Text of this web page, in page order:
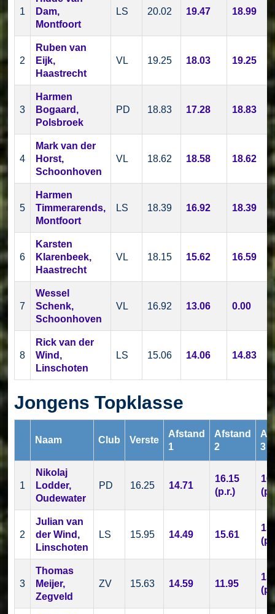
1
Dam,
Montfoort
LS 20.02 19.47 18.99
2
Ruben van
Eijk,
Haastrecht
VL 19.25 18.03 19.25
3
Harmen
Bogaard,
Polsbroek
PD 18.83 17.28 18.83
4
Mark van der
Horst,
Schoonhoven
VL 18.62 18.58 18.62
5
Harmen
Timmerarends,
Montfoort
LS 18.39 16.92 18.39
6
Karsten
Klarenbeek,
Haastrecht
VL 18.15 15.62 16.59
7
Wessel
Schenk,
Schoonhoven
VL 16.92 13.06 0.00
8
Rick van der
Wind,
Linschoten
LS 15.06 14.06 14.83
Jongens Topklasse
Naam Club Verste
Afstand
1
Afstand
2
3
1
Nikolaj
Lodder,
Oudewater
PD 16.25 14.71
16.15
(p.r.)
2
Julian van
der Wind,
Linschoten
LS 15.95 14.49 15.61
3
Thomas
Meijer,
Zegveld
ZV 15.63 14.59 11.95